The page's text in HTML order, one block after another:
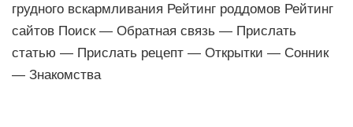
грудного вскармливания Рейтинг роддомов Рейтинг
сайтов Поиск — Обратная связь — Прислать
статью — Прислать рецепт — Открытки — Сонник
— Знакомства